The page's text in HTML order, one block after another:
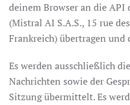
deinem Browser an die API
(Mistral AI S.A.S., 15 rue
Frankreich) übertragen
Es werden ausschließlich
Nachrichten sowie der
Sitzung übermittelt. Es